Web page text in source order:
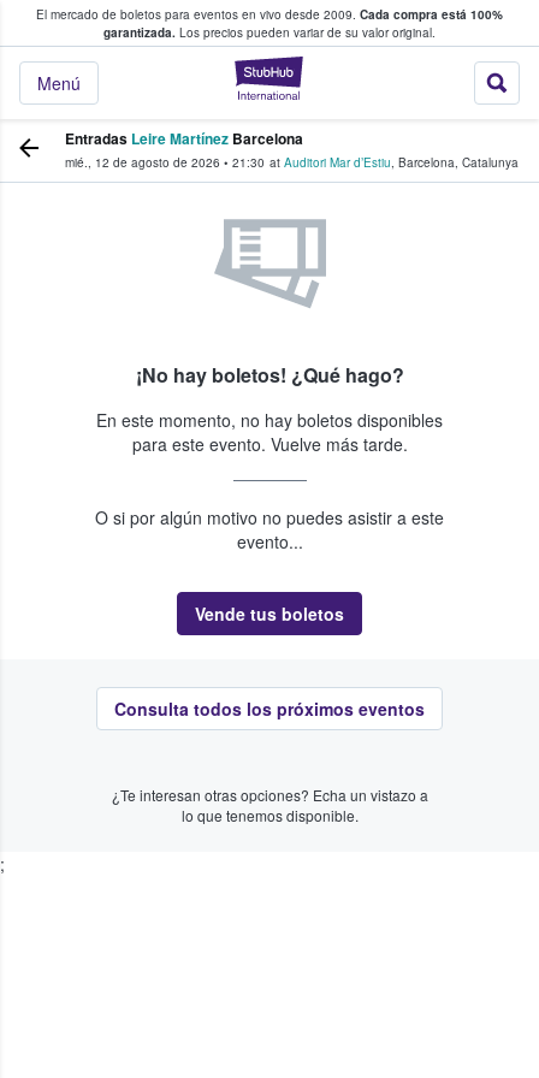
El mercado de boletos para eventos en vivo desde 2009. Cada compra está 100%
garantizada. Los precios pueden variar de su valor original.
StubHub: donde
Menú
fans compran y venden boletos
Entradas Leire Martínez Barcelona
mié., 12 de agosto de 2026 • 21:30 at Auditori Mar d’Estiu, Barcelona, Catalunya
¡No hay boletos! ¿Qué hago?
En este momento, no hay boletos disponibles
para este evento. Vuelve más tarde.
O si por algún motivo no puedes asistir a este
evento...
Vende tus boletos
Consulta todos los próximos eventos
¿Te interesan otras opciones? Echa un vistazo a
lo que tenemos disponible.
;